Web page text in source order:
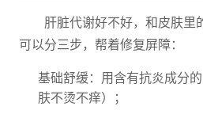
肝脏代谢好不好，和皮肤里
可以分三步，帮着修复屏障：
基础舒缓：用含有抗炎成分
肤不烫不痒）；